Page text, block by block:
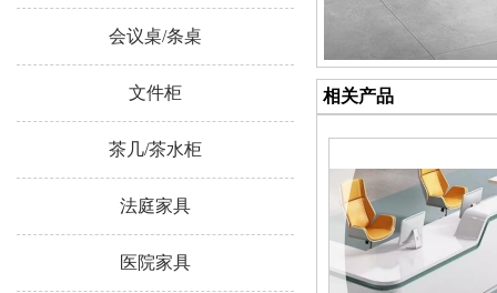
会议桌/条桌
文件柜
茶几/茶水柜
法庭家具
医院家具
相关产品